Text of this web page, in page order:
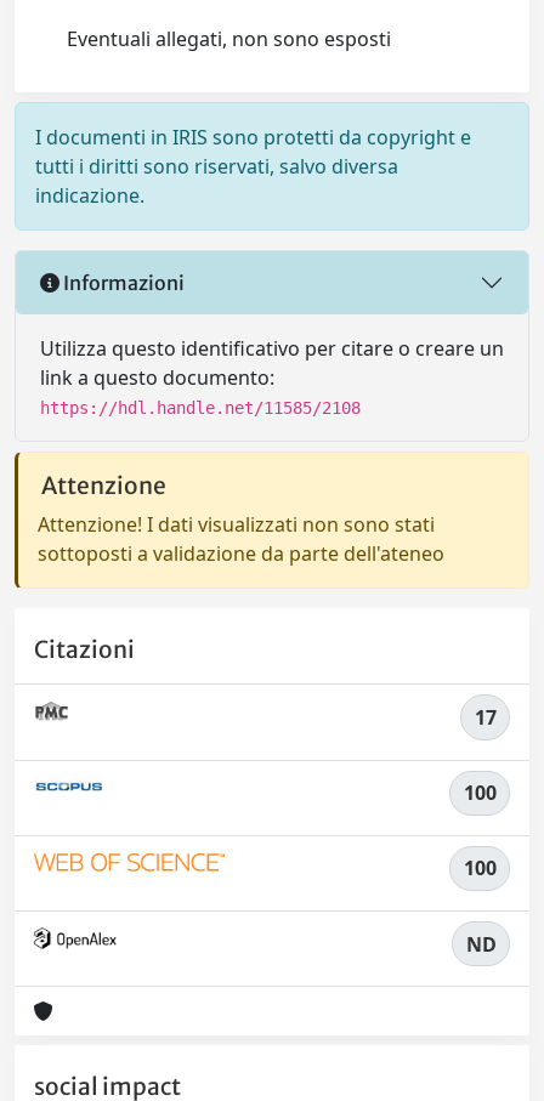
Eventuali allegati, non sono esposti
I documenti in IRIS sono protetti da copyright e
tutti i diritti sono riservati, salvo diversa
indicazione.
Informazioni
Utilizza questo identificativo per citare o creare un
link a questo documento:
https://hdl.handle.net/11585/2108
Attenzione
Attenzione! I dati visualizzati non sono stati
sottoposti a validazione da parte dell'ateneo
Citazioni
17
100
100
ND
social impact